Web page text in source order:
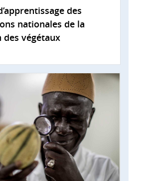
des
nationales de la
végétaux